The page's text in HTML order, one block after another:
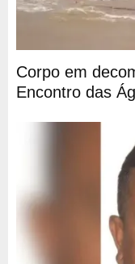
Corpo em
Encontro das